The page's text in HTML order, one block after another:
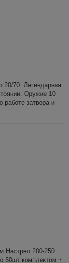
20/70. Легендарная
Оружие 10
работе затвора и
Настрел 200-250.
50шт комплектом +